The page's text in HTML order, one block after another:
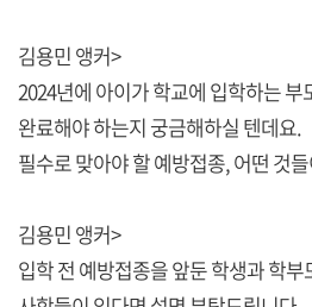
김용민 앵커>
2024년에 아이가 학교에 입학하는
완료해야 하는지 궁금해하실 텐데요.
필수로 맞아야 할 예방접종, 어떤 것
김용민 앵커>
입학 전 예방접종을 앞둔 학생과 학